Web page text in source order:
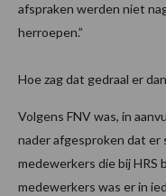
afspraken werden niet
herroepen.”
Hoe zag dat gedraal er
Volgens FNV was, in
nader afgesproken dat er
medewerkers die bij HRS
medewerkers was er in